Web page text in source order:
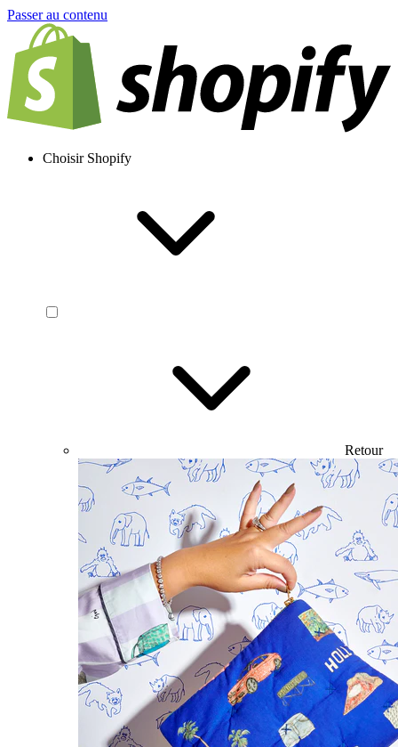
Passer au contenu
Choisir Shopify
Retour